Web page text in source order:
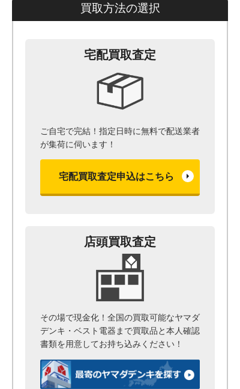
買取方法の選択
宅配買取査定
ご自宅で完結！指定日時に無料で配送業者
が集荷に伺います！
宅配買取査定申込はこちら
店頭買取査定
その場で現金化！全国の買取可能なヤマダ
デンキ・ベスト電器まで買取品と本人確認
書類を用意してお持ち込みください！